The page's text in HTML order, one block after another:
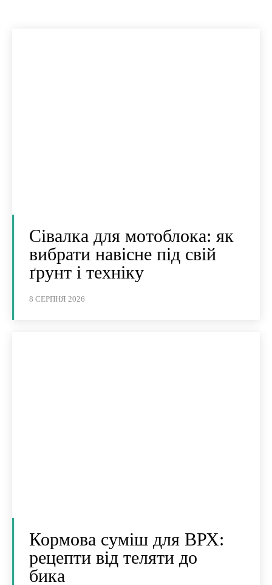
Сівалка для мотоблока: як
вибрати навісне під свій
ґрунт і техніку
8 СЕРПНЯ 2026
Кормова суміш для ВРХ:
рецепти від теляти до
бика